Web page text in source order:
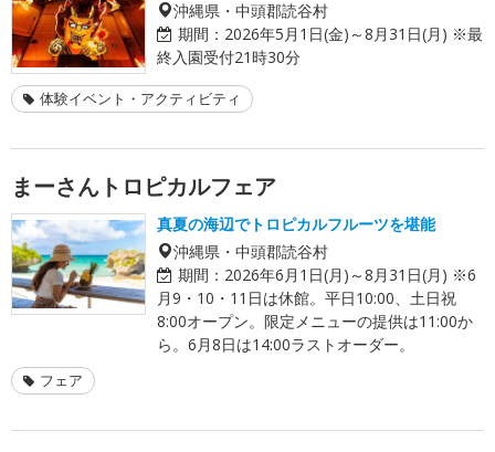
沖縄県・中頭郡読谷村
期間： 2026年5月1日(金)～8月31日(月) ※最
終入園受付21時30分
体験イベント・アクティビティ
まーさんトロピカルフェア
真夏の海辺でトロピカルフルーツを堪能
沖縄県・中頭郡読谷村
期間： 2026年6月1日(月)～8月31日(月) ※6
月9・10・11日は休館。平日10:00、土日祝
8:00オープン。限定メニューの提供は11:00か
ら。6月8日は14:00ラストオーダー。
フェア